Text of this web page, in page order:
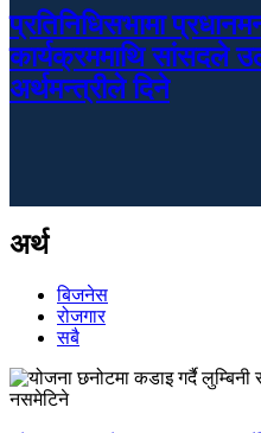
प्रतिनिधिसभामा
कार्यक्रममाथि सांसदले
अर्थमन्त्रीले दिने
अर्थ
बिजनेस
रोजगार
सबै